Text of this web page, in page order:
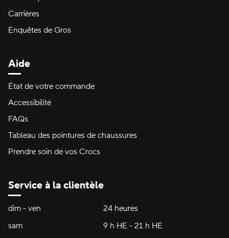
Carrières
Enquêtes de Gros
Aide
État de votre commande
Accessibilité
FAQs
Tableau des pointures de chaussures
Prendre soin de vos Crocs
Service à la clientèle
Heures d'ouverture:
dim - ven dimanche à vendredi24 heures24 heures
sam
9 h HE - 21 h HE9 h HE - 21 h HE